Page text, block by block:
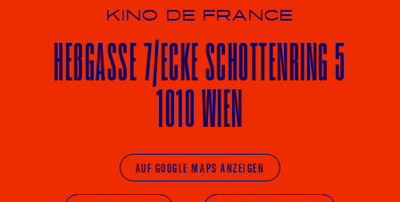
KINO DE FRANCE
HEßGASSE 7/ECKESCHOTTENRING 5
1010 WIEN
AUF GOOGLE MAPS ANZEIGEN